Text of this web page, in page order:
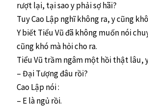
rượt lại, tại sao y phải sợ hãi?
Tuy Cao Lập nghĩ không ra, y cũng
Y biết Tiểu Vũ đã không muốn nói
cũng khó mà hỏi cho ra.
Tiểu Vũ trầm ngâm một hồi thật lâu,
– Đại Tượng đâu rồi?
Cao Lập nói :
– E là ngủ rồi.